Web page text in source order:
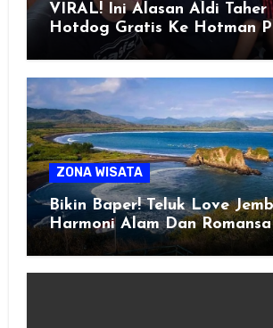
VIRAL! Ini Alasan Aldi Taher
Hotdog Gratis Ke Hotman
ZONA WISATA
Bikin Baper! Teluk Love
Harmoni Alam Dan
Selatan Jawa